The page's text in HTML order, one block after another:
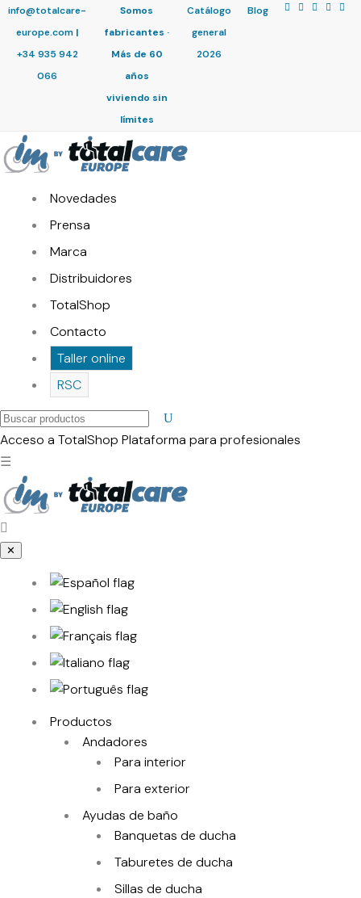
info@totalcare-
europe.com|
+34 935 942
066
Somos
fabricantes ·
Más de 60
años
viviendo sin
límites
Catálogo
general
2026
Blog
Novedades
Prensa
Marca
Distribuidores
TotalShop
Contacto
Taller online
RSC
Buscar
productos
Acceso a TotalShop Plataforma para profesionales
☰
✕
Productos
Andadores
Para interior
Para exterior
Ayudas de baño
Banquetas de ducha
Taburetes de ducha
Sillas de ducha